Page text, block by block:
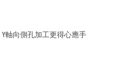
軸向側孔加工更得心應手